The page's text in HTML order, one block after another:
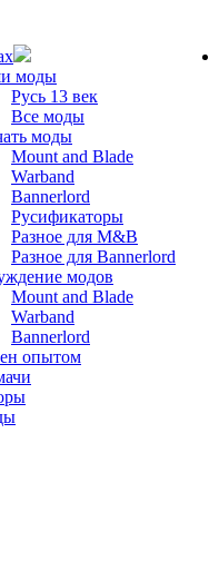
моды
Русь 13 век
Все моды
моды
Mount and Blade
Warband
Bannerlord
Русификаторы
Разное для M&B
Разное для Bannerlord
модов
Mount and Blade
Warband
Bannerlord
опытом